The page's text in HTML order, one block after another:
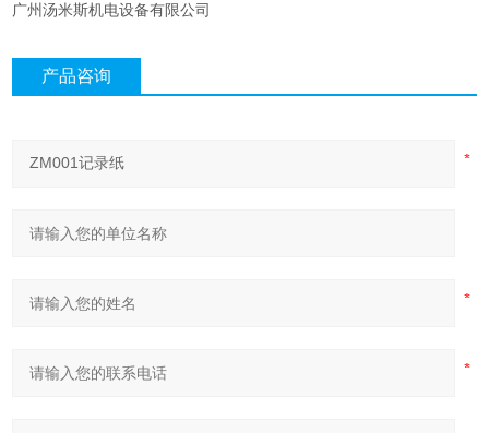
广州汤米斯机电设备有限公司
产品咨询